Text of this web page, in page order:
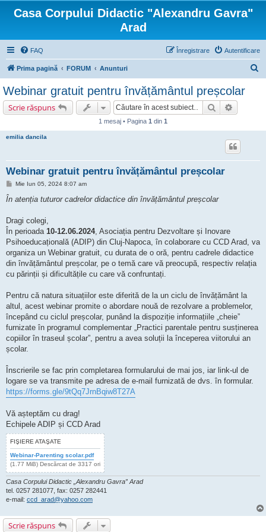
Casa Corpului Didactic "Alexandru Gavra"
Arad
FAQ Autentificare
Înregistrare
Prima pagină FORUM Anunturi
Webinar gratuit pentru învățământul preșcolar
Scrie răspuns Căutare
1 mesaj • Pagina 1 din 1
emilia dancila
Webinar gratuit pentru învățământul preșcolar
M
s
Mie Iun 05, 2024 8:07 am
În atenția tuturor cadrelor didactice din învățământul preșcolar
Dragi colegi,
În perioada 10-12.06.2024, Asociația pentru Dezvoltare și Inovare
Psihoeducațională (ADIP) din Cluj-Napoca, în colaborare cu CCD Arad, va
organiza un Webinar gratuit, cu durata de o oră, pentru cadrele didactice
din învățământul preșcolar, pe o temă care vă preocupă, respectiv relația
cu părinții și dificultățile cu care vă confruntați.
Pentru că natura situațiilor este diferită de la un ciclu de învățământ la
altul, acest webinar promite o abordare nouă de rezolvare a problemelor,
începând cu ciclul preșcolar, punând la dispoziție informațiile „cheie”
furnizate în programul complementar „Practici parentale pentru susținerea
copiilor în traseul școlar”, pentru a avea soluții la începerea viitorului an
școlar.
Înscrierile se fac prin completarea formularului de mai jos, iar link-ul de
logare se va transmite pe adresa de e-mail furnizată de dvs. în formular.
https://forms.gle/9tQq7JrnBqiw8T27A
Vă așteptăm cu drag!
Echipele ADIP și CCD Arad
FIŞIERE ATAŞATE
Webinar-Parenting scolar.pdf
(1.77 MiB) Descărcat de 3317 ori
Casa Corpului Didactic „Alexandru Gavra” Arad
tel. 0257 281077, fax: 0257 282441
e-mail: ccd_arad@yahoo.com
Scrie răspuns